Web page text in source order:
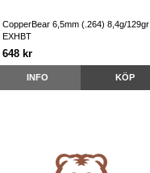
CopperBear 6,5mm (.264) 8,4g/129gr
EXHBT
648 kr
INFO KÖP